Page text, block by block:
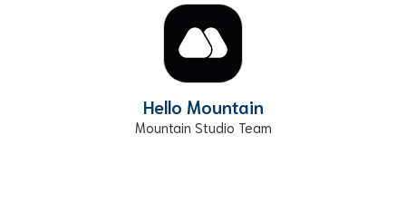
Hello Mountain
Mountain Studio Team